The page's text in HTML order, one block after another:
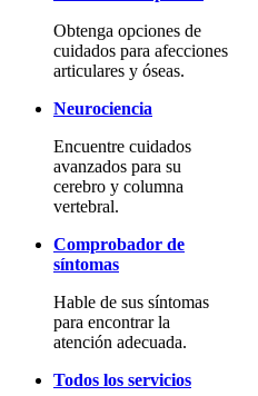
Obtenga opciones de
cuidados para afecciones
articulares y óseas.
Neurociencia
Encuentre cuidados
avanzados para su
cerebro y columna
vertebral.
Comprobador de
síntomas
Hable de sus síntomas
para encontrar la
atención adecuada.
Todos los servicios